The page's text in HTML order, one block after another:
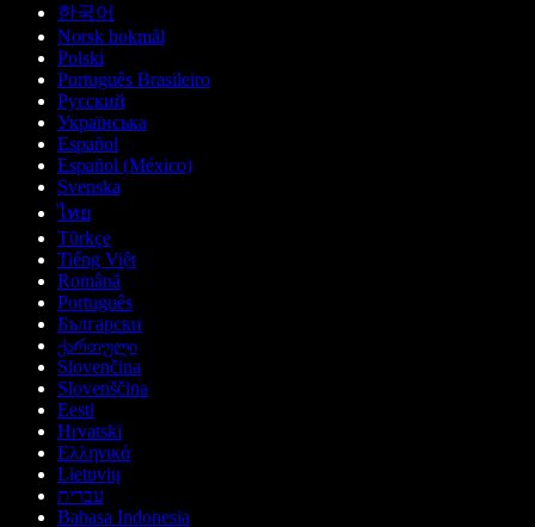
한국어
Norsk bokmål
Polski
Português Brasileiro
Русский
Українська
Español
Español (México)
Svenska
ไทย
Türkçe
Tiếng Việt
Română
Português
Български
ქართული
Slovenčina
Slovenščina
Eesti
Hrvatski
Ελληνικά
Lietuvių
עברית
Bahasa Indonesia